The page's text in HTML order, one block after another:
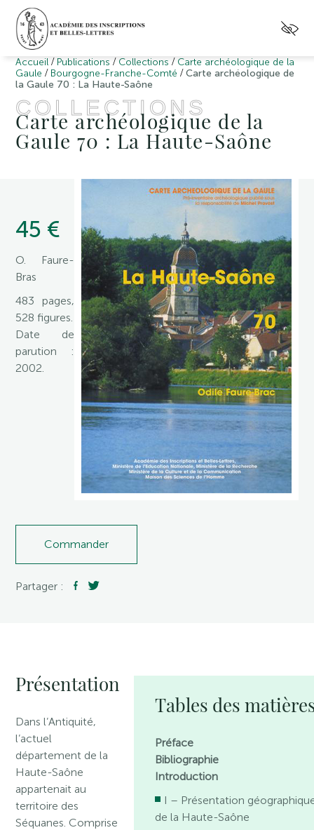
Accueil / Publications / Collections / Carte archéologique de la
Gaule / Bourgogne-Franche-Comté /Carte archéologique de
la Gaule 70 : La Haute-Saône
COLLECTIONS
Carte archéologique de la
Gaule 70 : La Haute-Saône
45 €
O. Faure-
Bras
483 pages,
528 figures.
Date de
parution :
2002.
Commander
Partager :
Présentation
Dans l’Antiquité,
l’actuel
département de la
Haute-Saône
appartenait au
territoire des
Séquanes. Comprise
Tables des
Préface
Bibliographie
Introduction
I – Présentation
de la Haute-Saône